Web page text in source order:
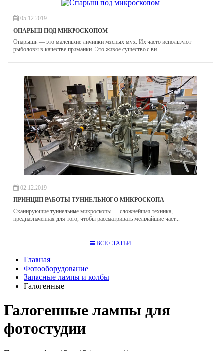
05.12.2019
ОПАРЫШ ПОД МИКРОСКОПОМ
Опарыши — это маленькие личинки мясных мух. Их часто используют
рыболовы в качестве приманки. Это живое существо с ви...
02.12.2019
ПРИНЦИП РАБОТЫ ТУННЕЛЬНОГО МИКРОСКОПА
Сканирующие туннельные микроскопы — сложнейшая техника,
предназначенная для того, чтобы рассматривать мельчайшие част...
ВСЕ СТАТЬИ
Главная
Фотооборудование
Запасные лампы и колбы
Галогенные
Галогенные лампы для
фотостудии